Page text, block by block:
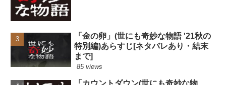
「金の卵」(世にも奇妙な物語 '21秋の
特別編)あらすじ[ネタバレあり・結末
まで]
85 views
「カウントダウン(世にも奇妙な物